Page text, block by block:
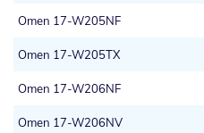
Omen 17-W205NF
Omen 17-W205TX
Omen 17-W206NF
Omen 17-W206NV